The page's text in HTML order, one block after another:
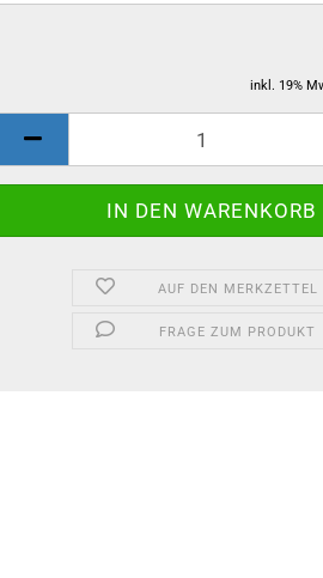
inkl. 19%
AUF DEN MERKZETTEL
FRAGE ZUM PRODUKT